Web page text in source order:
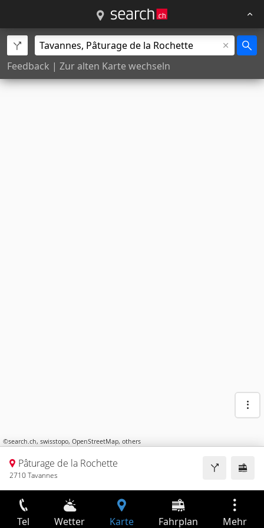
Feedback | Zur alten Karte wechseln
©search.ch, swisstopo, OpenStreetMap, others
Pâturage de la Rochette
2710 Tavannes
Tel Wetter Karte Fahrplan Mehr